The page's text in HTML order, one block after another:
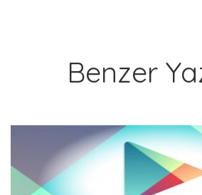
Benzer